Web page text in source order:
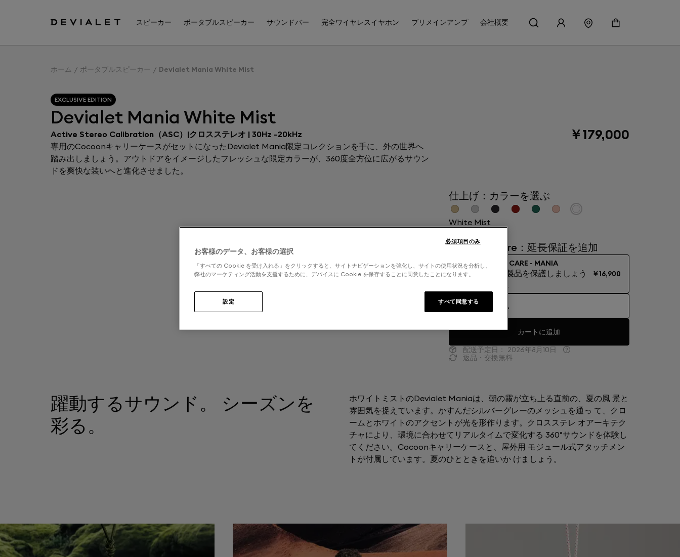
スピーカー ポータブルスピーカー サウンドバー 完全ワイヤレスイヤホン プリメインアンプ 会社概要
ホーム ポータブルスピーカー Devialet Mania White Mist
EXCLUSIVE EDITION
Devialet Mania White Mist
Active Stereo Calibration（ASC）|クロスステレオ | 30Hz -20kHz
専用のCocoonキャリーケースがセットになったDevialet Mania限定コレクションを手に、外の世界へ
踏み出しましょう。アウトドアをイメージしたフレッシュな限定カラーが、360度全方位に広がるサウン
ドを爽快な装いへと進化させました。
￥179,000
仕上げ：カラーを選ぶ
White Mist
Devialet Care：延長保証を追加
DEVIALET CARE - MANIA
あなたの製品を保護しましょう ￥16,900
延長保証なし
カートに追加
配送予定日：
2026年8月10日
返品・交換無料
躍動するサウンド。 シーズンを
彩る。
ホワイトミストのDevialet Maniaは、朝の霧が立ち上る直前の、夏の風 景と
雰囲気を捉えています。かすんだシルバーグレーのメッシュを通っ て、クロ
ームとホワイトのアクセントが光を形作ります。クロスステレ オアーキテク
チャにより、環境に合わせてリアルタイムで変化する 360°サウンドを体験し
てください。Cocoonキャリーケースと、屋外用 モジュール式アタッチメン
トが付属しています。夏のひとときを追いか けましょう。
お客様のデータ、お客様の選択
「すべての Cookie を受け入れる」をクリックすると、サイトナビゲーションを強化し、サイトの使用状況を分析し、
弊社のマーケティング活動を支援するために、デバイスに Cookie を保存することに同意したことになります。
設定
必須項目のみ
すべて同意する